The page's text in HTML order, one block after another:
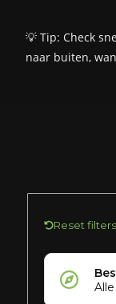
💡 Tip: Check
naar buiten,